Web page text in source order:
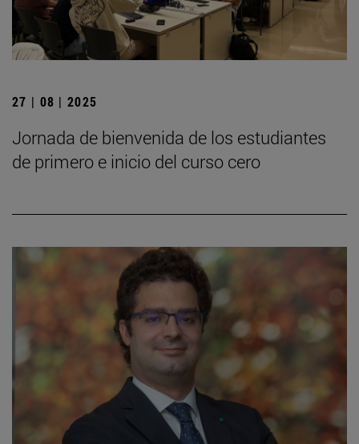
27 | 08 | 2025
Jornada de bienvenida de los estudiantes
de primero e inicio del curso cero